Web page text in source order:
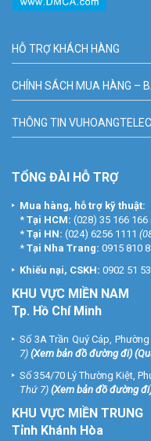
HỖ TRỢ KHÁCH HÀNG
CHÍNH SÁCH MUA HÀNG –
THÔNG TIN
TỔNG ĐÀI HỖ TRỢ
Mua hàng, hỗ trợ kỹ thuật:
* Tại HCM: (028) 35 166 166
* Tại HN: (024) 6256 1111
* Tại Nha Trang: 0915 810
Khiếu nại, CSKH: 0902 51
KHU VỰC MIỀN NAM
Tp. Hồ Chí Minh
Số 3A Trần Quý Cáp,
7) (Xem bản đồ đường đi)
Số 354/70 Lý Thường Kiệt,
Thứ 7) (Xem bản đồ đường đi
KHU VỰC MIỀN TRUNG
Tỉnh Khánh Hòa